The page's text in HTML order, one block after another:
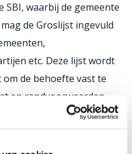
SBI, waarbij de gemeente
de Groslijst ingevuld
etc. Deze lijst wordt
de behoefte vast te
en randvoorwaarden
om de lijst in te
vaststellen van de